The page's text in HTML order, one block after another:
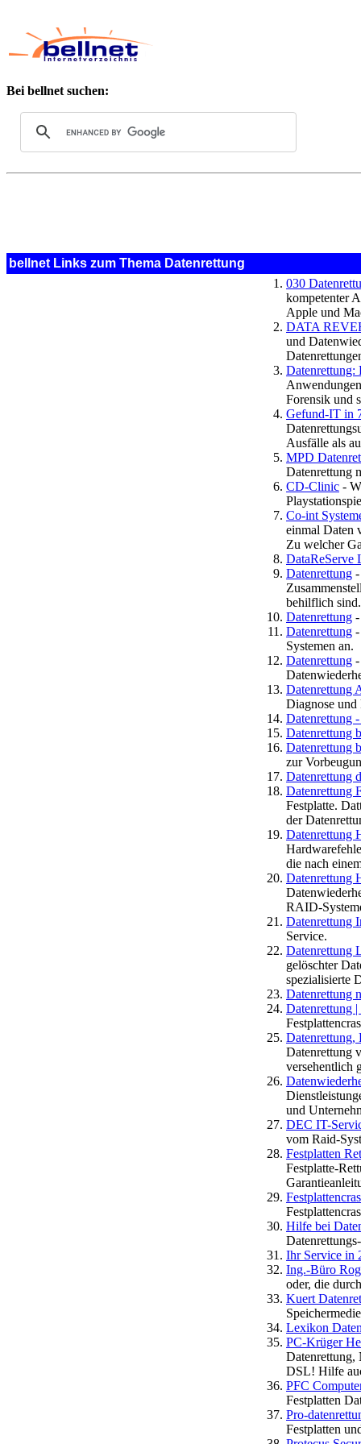
Bei bellnet suchen:
bellnet Links zum Thema Datenrettung
030
kompetenter
Apple und
DATA
und
Datenrettung:
Forensik und
Gefund-IT in
Ausfälle als
MPD
Datenrettung
CD-Clinic -
Co-int
einmal Daten
Zu welcher
DataReServe
Datenrettung
behilflich sind.
Datenrettung
Datenrettung
Systemen an.
Datenrettung
Datenrettung
Diagnose und
Datenrettung
Datenrettung
Datenrettung
zur
Datenrettung
Datenrettung
Festplatte.
der
Datenrettung
die nach
Datenrettung
RAID-
Datenrettung
Service.
Datenrettung
gelöschter
spezialisierte
Datenrettung
Datenrettung |
Datenrettung,
Datenrettung
versehentlich
und
DEC IT-
vom Raid-
Festplatten
Festplatte-
Hilfe bei
Ihr Service in
Ing.-Büro
oder, die
Kuert
Lexikon
PC-Krüger
Datenrettung,
DSL! Hilfe
PFC
Festplatten
Pro-
Festplatten